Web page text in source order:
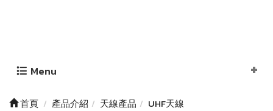
Menu
首頁 產品介紹 天線產品 UHF天線